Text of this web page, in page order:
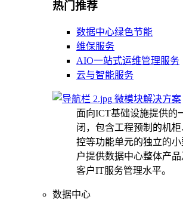
热门推荐
数据中心绿色节能
维保服务
AIO一站式运维管理服务
云与智能服务
微模块解决方案
面向ICT基础设施提供的
闭，包含工程预制的机
控等功能单元的独立的
户提供数据中心整体产
客户IT服务管理水平。
数据中心